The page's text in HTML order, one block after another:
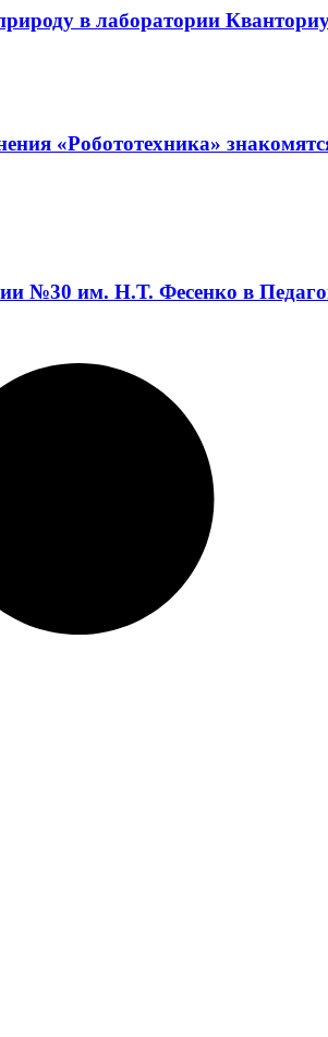
в лаборатории
«Робототехника»
№30 им. Н.Т. Фесенко в